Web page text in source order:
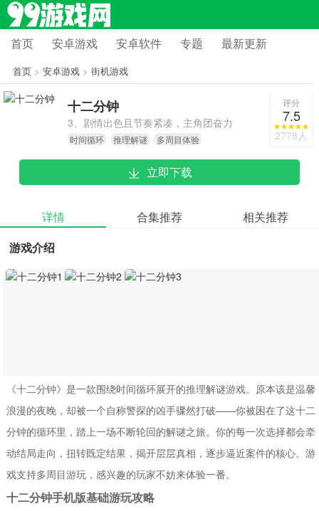
首页 安卓游戏 安卓软件 专题 最新更新
首页> 安卓游戏> 街机游戏
十二分钟
3、剧情出色且节奏紧凑，主角团奋力
打破循环，一步步揭开案件背后的真
相。
时间循环 推理解谜 多周目体验
评分
7.5
2778人
立即下载
详情 合集推荐
相关推荐
游戏介绍
《十二分钟》是一款围绕时间循环展开的推理解谜游戏。原本该是温馨
浪漫的夜晚，却被一个自称警探的凶手骤然打破——你被困在了这十二
分钟的循环里，踏上一场不断轮回的解谜之旅。你的每一次选择都会牵
动结局走向，扭转既定结果，揭开层层真相，逐步逼近案件的核心。游
戏支持多周目游玩，感兴趣的玩家不妨来体验一番。
十二分钟手机版基础游玩攻略